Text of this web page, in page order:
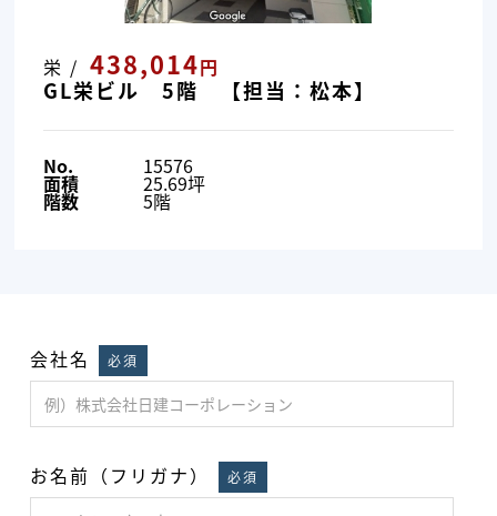
栄 / 438,014円
GL栄ビル 5階 【担当：松本】
No. 15576
面積 25.69坪
階数 5階
会社名 必須
お名前（フリガナ） 必須